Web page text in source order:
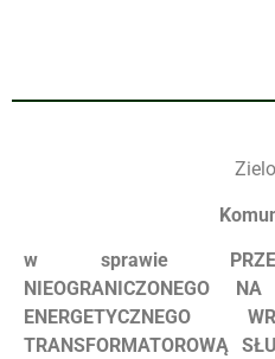
w sprawie
NIEOGRANICZONEGO
TRANSFORMATOROWĄ